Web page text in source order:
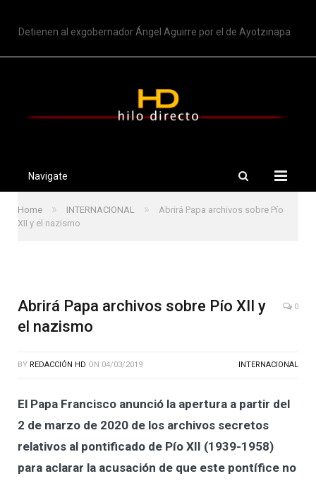
Detienen al exgobernador Ángel Aguirre por el de Ayotzinapa
Navigate
Home » INTERNACIONAL »
Abrirá Papa archivos sobre Pío
XII y el nazismo
Abrirá Papa archivos sobre Pío XII y
el nazismo
0
BY REDACCIÓN HD ON 04/03/2019 INTERNACIONAL
El Papa Francisco anunció la apertura a partir del
2 de marzo de 2020 de los archivos secretos
relativos al pontificado de Pío XII (1939-1958)
para aclarar la acusación de que este pontífice no